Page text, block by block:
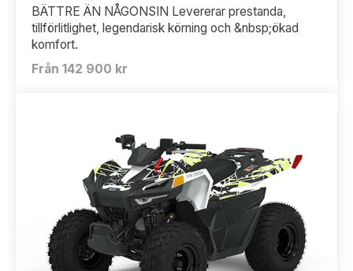
BÄTTRE ÄN NÅGONSIN Levererar prestanda,
tillförlitlighet, legendarisk körning och &nbsp;ökad
komfort.
Från 142 900 kr